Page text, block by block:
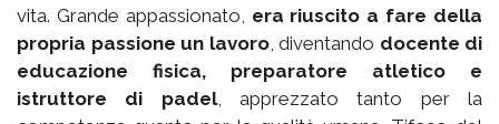
vita. Grande appassionato, era riuscito a fare della
propria passione un lavoro, diventando docente di
educazione fisica, preparatore atletico e
istruttore di padel, apprezzato tanto per la